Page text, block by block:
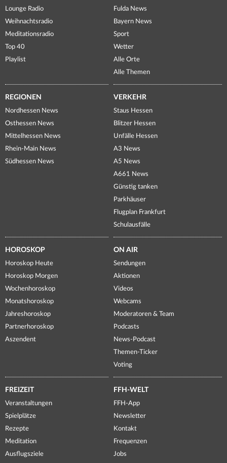
Lounge Radio
Weihnachtsradio
Meditationsradio
Top 40
Playlist
Fulda News
Bayern News
Sport
Wetter
Alle Orte
Alle Themen
REGIONEN
Nordhessen News
Osthessen News
Mittelhessen News
Rhein-Main News
Südhessen News
VERKEHR
Staus Hessen
Blitzer Hessen
Unfälle Hessen
A3 News
A5 News
A661 News
Günstig tanken
Parkhäuser
Flugplan Frankfurt
Schulausfälle
HOROSKOP
Horoskop Heute
Horoskop Morgen
Wochenhoroskop
Monatshoroskop
Jahreshoroskop
Partnerhoroskop
Aszendent
ON AIR
Sendungen
Aktionen
Videos
Webcams
Moderatoren & Team
Podcasts
News-Podcast
Themen-Ticker
Voting
FREIZEIT
Veranstaltungen
Spielplätze
Rezepte
Meditation
Ausflugsziele
FFH-WELT
FFH-App
Newsletter
Kontakt
Frequenzen
Jobs